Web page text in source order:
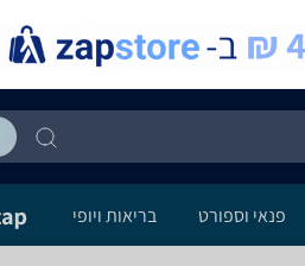
פנאי וספורט בריאות ויופי